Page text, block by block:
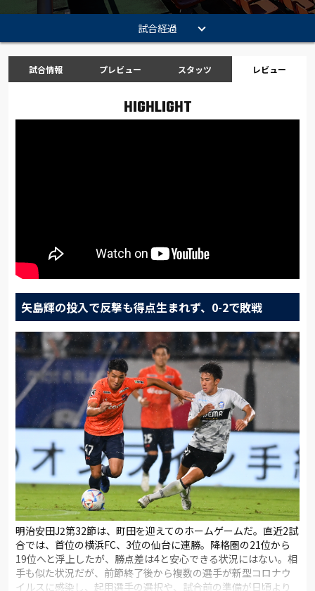
試合経過
試合情報 プレビュー スタッツ レビュー
HIGHLIGHT
矢島輝の投入で反撃も得点生まれず、0-2で敗戦
明治安田J2第32節は、町田を迎えてのホームゲームだ。直近2試
合では、首位の横浜FC、3位の仙台に連勝。降格圏の21位から
19位へと浮上したが、勝点差は4と安心できる状況にはない。相
手も似た状況だが、前節終了後から複数の選手が新型コロナウ
イルスに感染し、起用選手の選択や、試合前の準備が日頃より